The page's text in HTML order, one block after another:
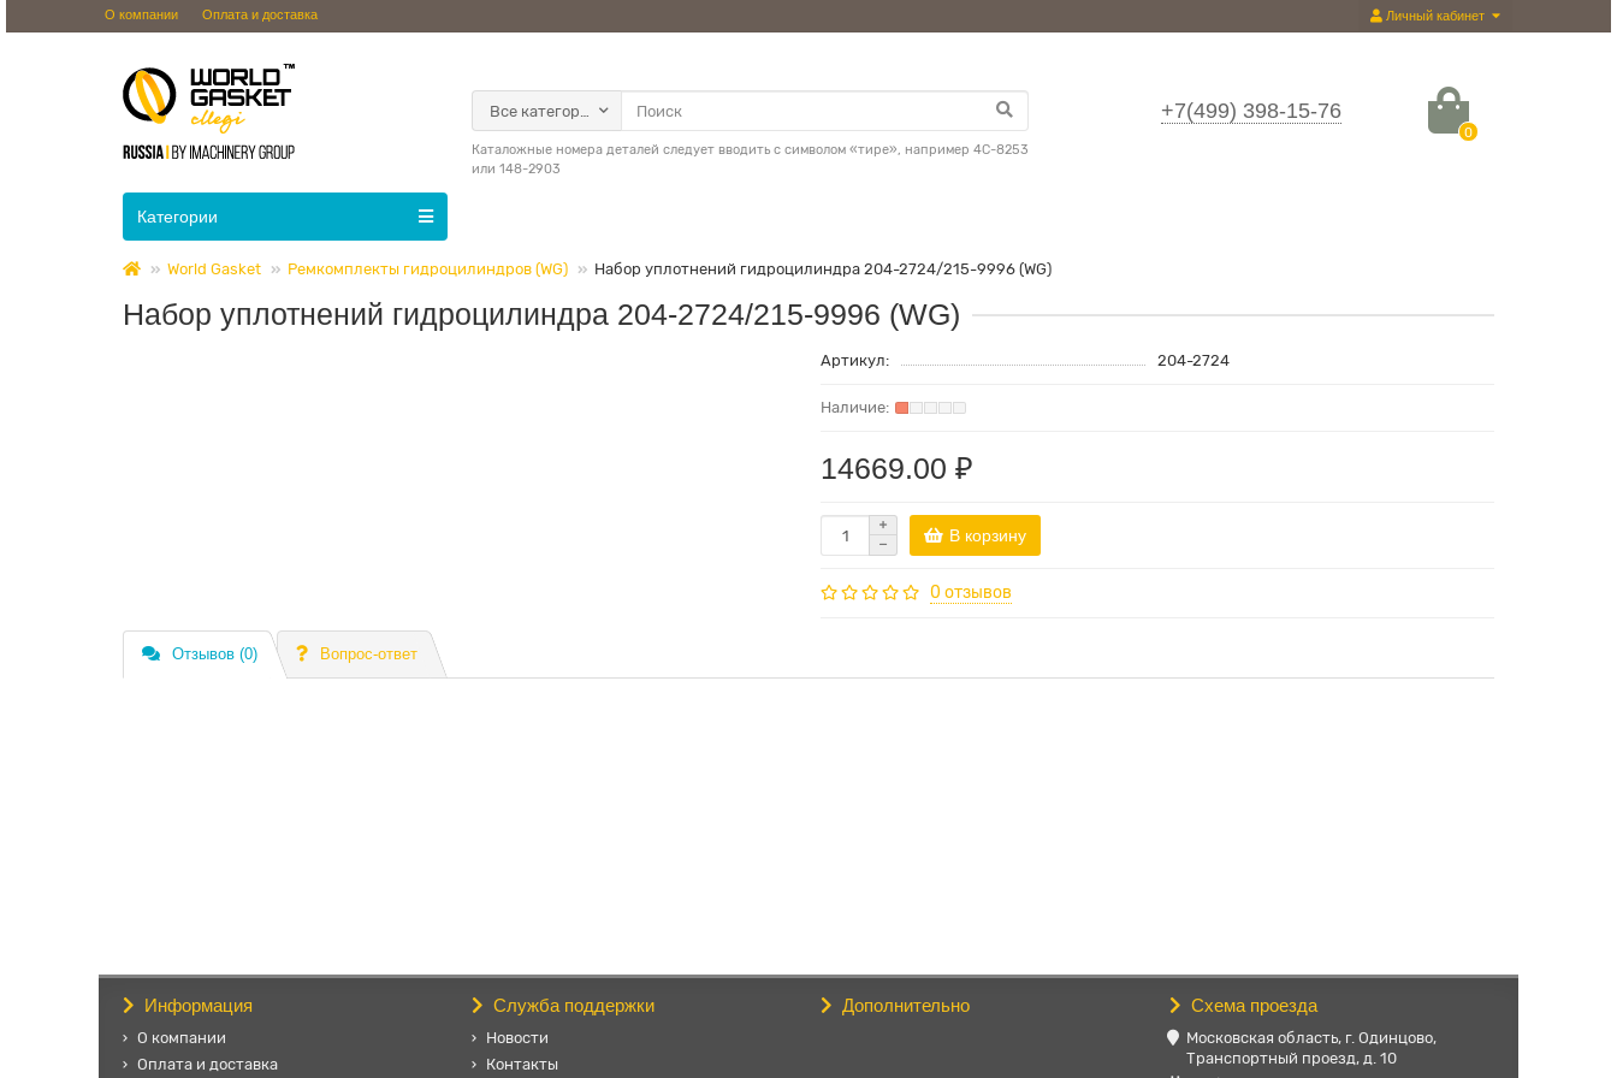
Личный кабинет
О компании Оплата и доставка
+7(499) 398-15-76
0
Все категории
Каталожные номера деталей следует вводить с символом «тире», например 4C-8253
или 148-2903
Категории
World Gasket Ремкомплекты гидроцилиндров (WG) Набор уплотнений гидроцилиндра 204-2724/215-9996 (WG)
Набор уплотнений гидроцилиндра 204-2724/215-9996 (WG)
Артикул: 204-2724
14669.00 ₽
В корзину
0 отзывов
Отзывов (0) Вопрос-ответ
Информация
О компании
Оплата и доставка
Служба поддержки
Новости
Контакты
Дополнительно Схема проезда
Московская область, г. Одинцово,
Транспортный проезд, д. 10